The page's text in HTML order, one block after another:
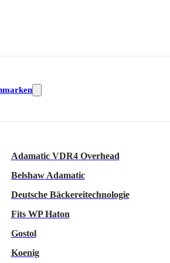
Adamatic VDR4 Overhead
Belshaw Adamatic
Deutsche Bäckereitechnologie
Fits WP Haton
Gostol
Koenig